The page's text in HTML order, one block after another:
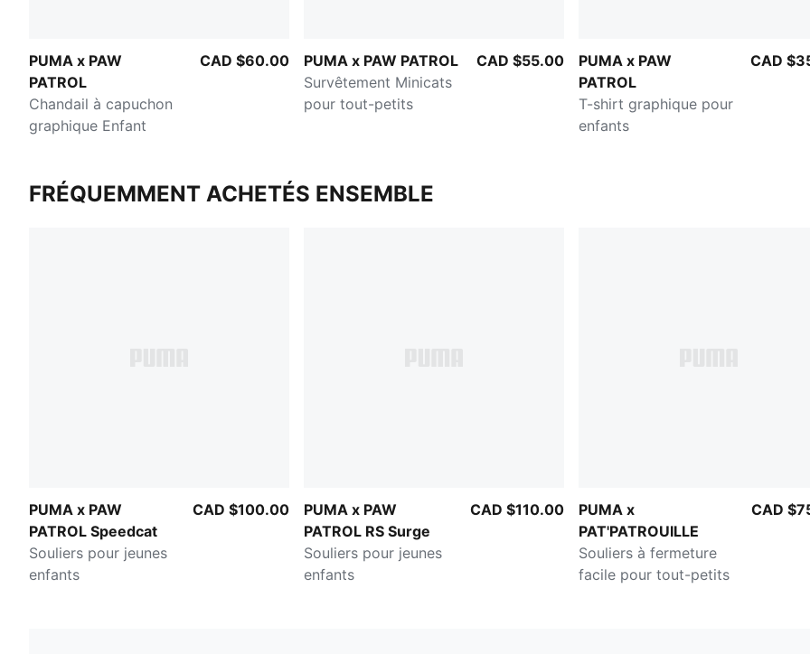
PUMA x PAW
PATROL
Chandail à capuchon
graphique Enfant
CAD $60.00
PUMA x PAW PATROL
Survêtement Minicats
pour tout-petits
CAD $55.00
PUMA x PAW
PATROL
T-shirt graphique pour
enfants
CAD
FRÉQUEMMENT ACHETÉS ENSEMBLE
PUMA x PAW
PATROL Speedcat
Souliers pour jeunes
enfants
CAD $100.00
PUMA x PAW
PATROL RS Surge
Souliers pour jeunes
enfants
CAD $110.00
PUMA x
PAT'PATROUILLE
Souliers à fermeture
facile pour tout-petits
CAD